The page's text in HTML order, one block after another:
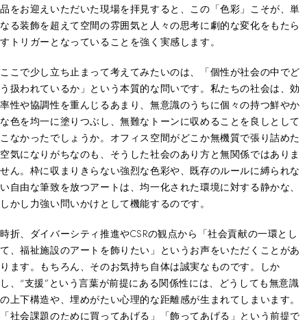
品をお迎えいただいた現場を拝見すると、この「色彩」こそが、単
なる装飾を超えて空間の雰囲気と人々の思考に劇的な変化をもたら
すトリガーとなっていることを強く実感します。
ここで少し立ち止まって考えてみたいのは、「個性が社会の中でど
う扱われているか」という本質的な問いです。私たちの社会は、効
率性や協調性を重んじるあまり、無意識のうちに個々の持つ鮮やか
な色を均一に塗りつぶし、無難なトーンに収めることを良しとして
こなかったでしょうか。オフィス空間がどこか無機質で張り詰めた
空気になりがちなのも、そうした社会のあり方と無関係ではありま
せん。枠に収まりきらない強烈な色彩や、既存のルールに縛られな
い自由な筆致を放つアートは、均一化された環境に対する静かな、
しかし力強い問いかけとして機能するのです。
時折、ダイバーシティ推進やCSRの観点から「社会貢献の一環とし
て、福祉施設のアートを飾りたい」というお声をいただくことがあ
ります。もちろん、そのお気持ち自体は誠実なものです。しか
し、“支援”という言葉が前提にある関係性には、どうしても無意識
の上下構造や、埋めがたい心理的な距離感が生まれてしまいます。
「社会課題のために買ってあげる」「飾ってあげる」という前提で